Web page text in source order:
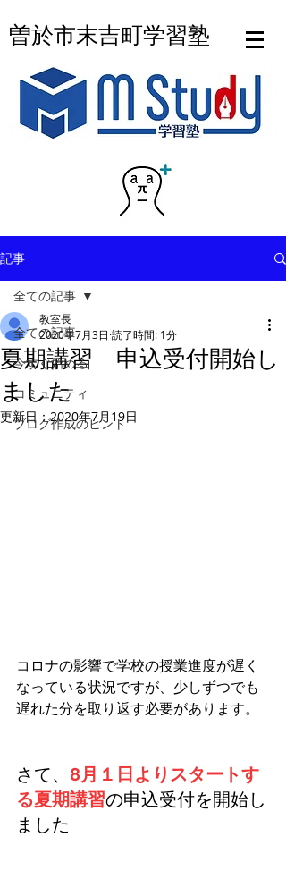
曽於市末吉町学習塾
記事
全ての記事
今すぐ始める
コミュニティ
ブログ作成のヒント
全ての記事
夏期講習 申込受付開始し
ました
教室長
2020年7月3日 読了時間: 1分
更新日：2020年7月19日
コロナの影響で学校の授業進度が遅く
なっている状況ですが、少しずつでも
遅れた分を取り返す必要があります。
さて、 8月１日よりスタートす
る夏期講習の申込受付を開始し
ました